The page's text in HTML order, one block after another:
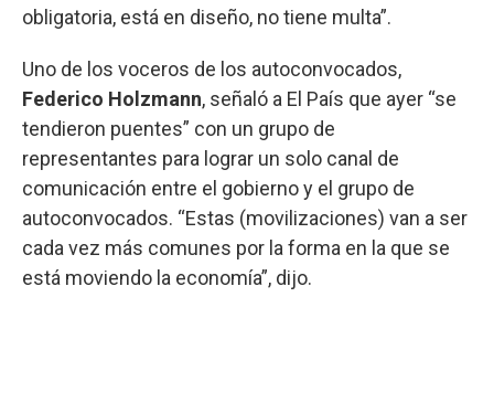
obligatoria, está en diseño, no tiene multa”.
Uno de los voceros de los autoconvocados,
Federico Holzmann, señaló a El País que ayer “se
tendieron puentes” con un grupo de
representantes para lograr un solo canal de
comunicación entre el gobierno y el grupo de
autoconvocados. “Estas (movilizaciones) van a ser
cada vez más comunes por la forma en la que se
está moviendo la economía”, dijo.